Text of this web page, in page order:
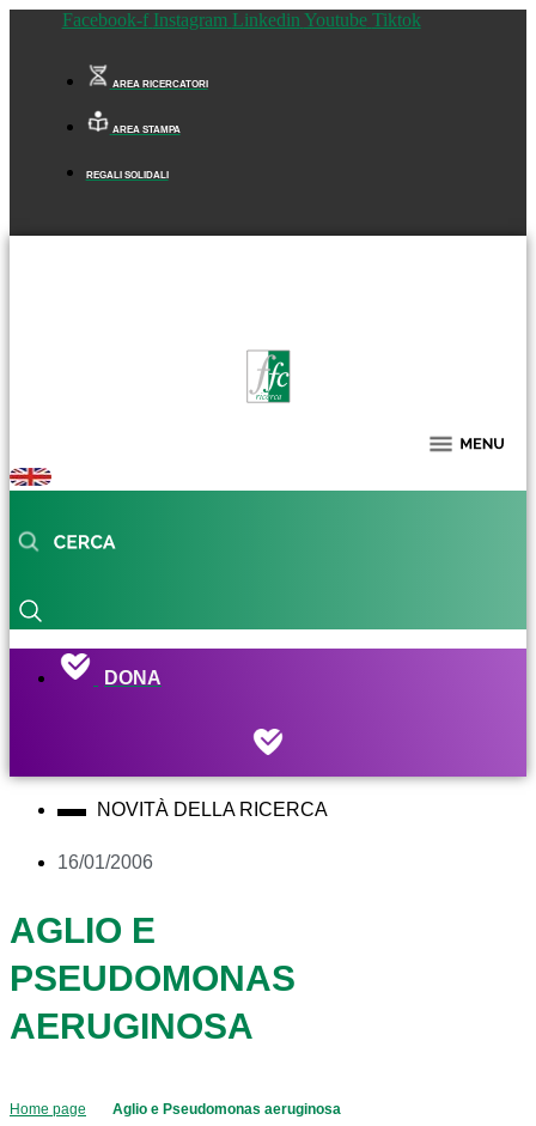
Facebook-f Instagram Linkedin Youtube Tiktok
AREA RICERCATORI
AREA STAMPA
REGALI SOLIDALI
DONA
NOVITÀ DELLA RICERCA
16/01/2006
AGLIO E
PSEUDOMONAS
AERUGINOSA
Home page Aglio e Pseudomonas aeruginosa